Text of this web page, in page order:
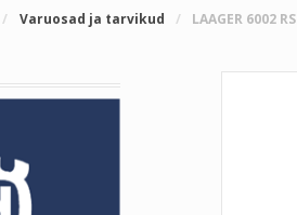
/ Varuosad ja tarvikud / LAAGER 6002 RS